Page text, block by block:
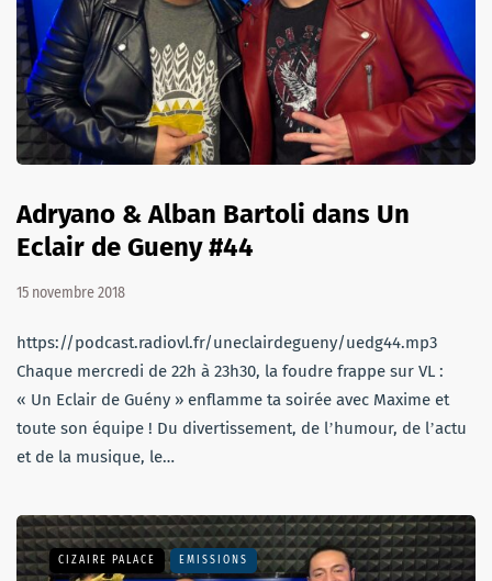
Adryano & Alban Bartoli dans Un
Eclair de Gueny #44
15 novembre 2018
https://podcast.radiovl.fr/uneclairdegueny/uedg44.mp3
Chaque mercredi de 22h à 23h30, la foudre frappe sur VL :
« Un Eclair de Guény » enflamme ta soirée avec Maxime et
toute son équipe ! Du divertissement, de lʼhumour, de lʼactu
et de la musique, le…
CIZAIRE PALACE EMISSIONS